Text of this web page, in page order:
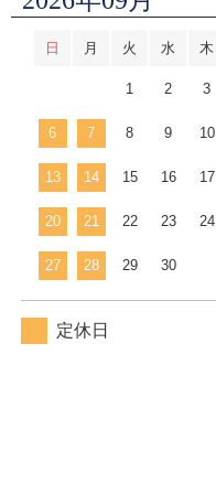
日 月 火 水 木
1 2 3
6 7 8 9 10
13 14 15 16 17
20 21 22 23 24
27 28 29 30
定休日